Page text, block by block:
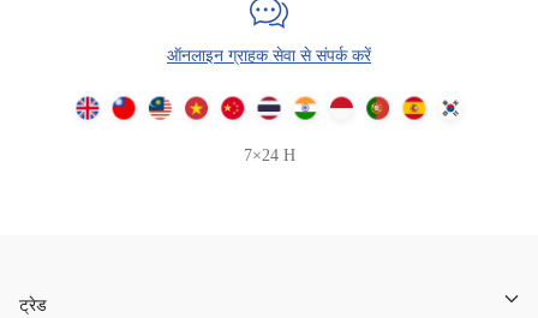
ऑनलाइन ग्राहक सेवा से संपर्क करें
7×24 H
ट्रेड